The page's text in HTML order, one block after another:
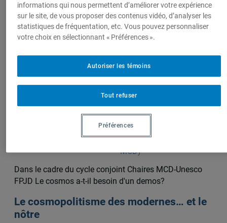
Centre
d'études sur
l'intégration et
mondialisation
Chaire de
recherche du
(Chaire MCD)
Sur le même sujet
Dans le cadre du cycle conjoint Chaires MCD-Unesco
FPJD Le cosmos a-t-il besoin d'un demos?
Le cosmopolitisme des modernes… et le
nôtre
informations qui nous permettent d’améliorer votre expérience
sur le site, de vous proposer des contenus vidéo, d’analyser les
statistiques de fréquentation, etc. Vous pouvez personnaliser
votre choix en sélectionnant « Préférences ».
Tout refuser
Autoriser les témoins
Préférences